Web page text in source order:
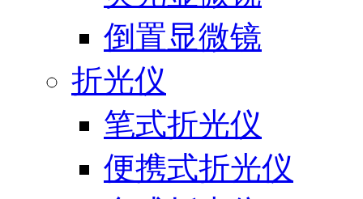
倒置显微镜
折光仪
笔式折光仪
便携式折光仪